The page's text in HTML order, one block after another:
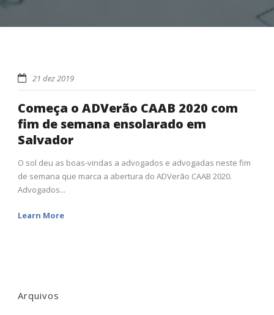
21 dez 2019
Começa o ADVerão CAAB 2020 com
fim de semana ensolarado em
Salvador
O sol deu as boas-vindas a advogados e advogadas neste fim
de semana que marca a abertura do ADVerão CAAB 2020.
Advogados...
Learn More
Arquivos